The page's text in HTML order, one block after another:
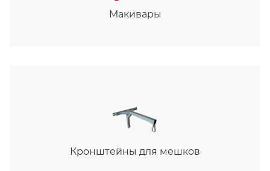
Макивары
Кронштейны для мешков